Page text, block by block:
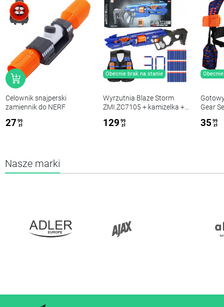
Celownik snajperski
zamiennik do NERF
27 99
zł
Obecnie brak na stanie
Wyrzutnia Blaze Storm
ZMI.ZC7105 + kamizelka +
129 99
zł
Gear
etui na
35 99
zł
Nasze marki